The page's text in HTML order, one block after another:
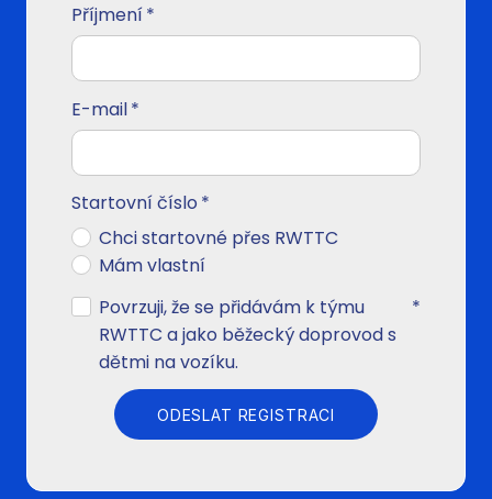
Příjmení*
E-mail*
Startovní číslo *
Chci startovné přes RWTTC
Mám vlastní
Povrzuji, že se přidávám k týmu
RWTTC a jako běžecký doprovod s
dětmi na vozíku.
*
ODESLAT REGISTRACI